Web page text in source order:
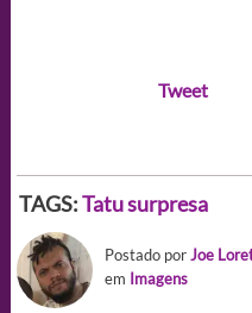
Tweet
TAGS:Tatu surpresa
Postado porJoe
em Imagens